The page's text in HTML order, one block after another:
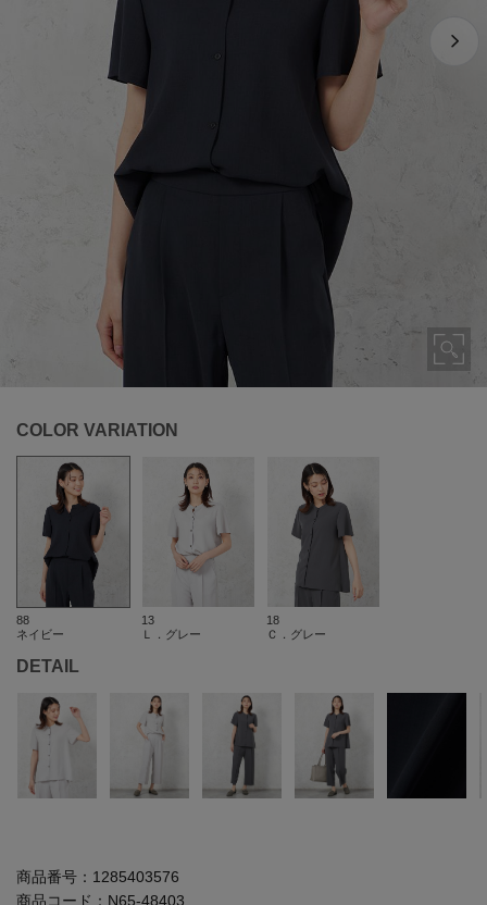
COLOR VARIATION
88
ネイビー
13
Ｌ．グレー
18
Ｃ．グレー
DETAIL
商品番号： 1285403576
商品コード： N65-48403